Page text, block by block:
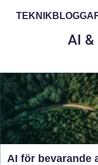
AI
AI för bevarande